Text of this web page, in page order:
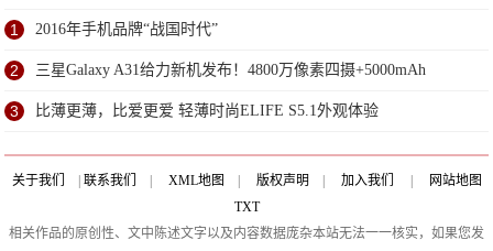
机吧
1 2016年手机品牌“战国时代”
2 三星Galaxy A31给力新机发布！4800万像素四摄+5000mAh
3 比薄更薄，比爱更爱 轻薄时尚ELIFE S5.1外观体验
关于我们 联系我们 XML地图 版权声明 加入我们
网站地图
TXT
相关作品的原创性、文中陈述文字以及内容数据庞杂本站无法一一核实，如果您发